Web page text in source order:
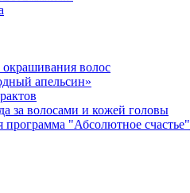
волос
апельсин»
за волосами и кожей головы
"Абсолютное счастье"